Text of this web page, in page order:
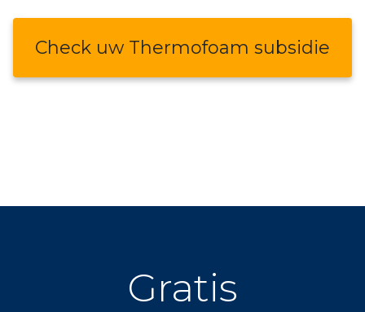
Check uw Thermofoam subsidie
Gratis